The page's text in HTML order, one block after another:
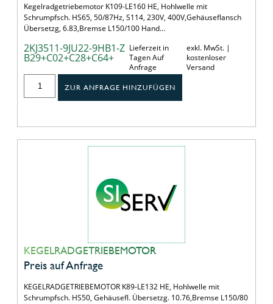
Kegelradgetriebemotor K109-LE160 HE, Hohlwelle mit
Schrumpfsch. HS65, 50/87Hz, S114, 230V, 400V,Gehäuseflansch
Übersetzg, 6.83,Bremse L150/100 Hand…
2KJ3511-9JU22-9HB1-Z
B29+C02+C28+C64+
Lieferzeit in
Tagen Auf
Anfrage
exkl. MwSt. |
kostenloser
Versand
ZUR ANFRAGE HINZUFÜGEN
KEGELRADGETRIEBEMOTOR
Preis auf Anfrage
KEGELRADGETRIEBEMOTOR K89-LE132 HE, Hohlwelle mit
Schrumpfsch. HS50, Gehäusefl. Übersetzg. 10.76,Bremse L150/80